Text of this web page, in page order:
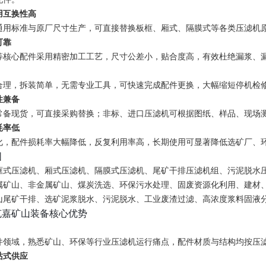
互换性高
用标准与原厂尺寸生产，可直接替换板框、厢式、隔膜式等各类压滤
靠
核心配件采用精密加工工艺，尺寸公差小，贴合度高，有效杜绝漏浆、
理，拆装简单，无需专业工具，可快速完成配件更换，大幅缩短停机检
兼备
备现货，可直接采购替换；非标、进口压滤机可根据图纸、样品、现场
率低
，配件损耗率大幅降低，反复利用率高，长期使用可显著降低选矿厂、
式压滤机、厢式压滤机、隔膜式压滤机、尾矿干排压滤机组、污泥脱水
矿山、非金属矿山、煤炭洗选、环保污水处理、固废资源化利用、建材
尾矿干排、选矿泥浆脱水、污泥脱水、工业废渣过滤、高浓度浆料固液
矿山装备核心优势
领域，熟悉矿山、环保等行业压滤机运行痛点，配件材质与结构均按
式供应